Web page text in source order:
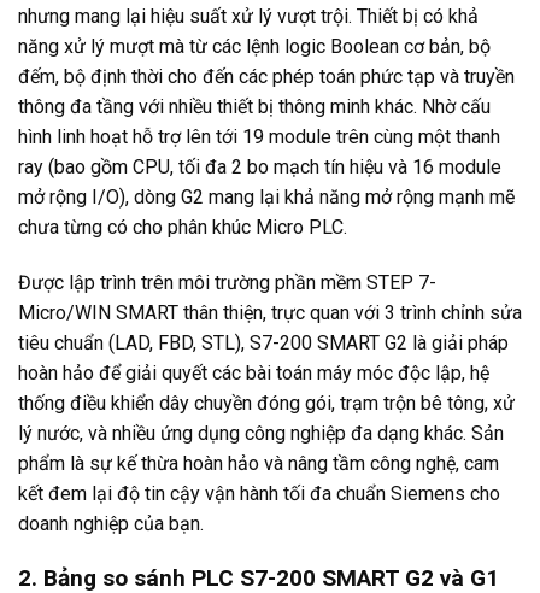
nhưng mang lại hiệu suất xử lý vượt trội. Thiết bị có khả
năng xử lý mượt mà từ các lệnh logic Boolean cơ bản, bộ
đếm, bộ định thời cho đến các phép toán phức tạp và truyền
thông đa tầng với nhiều thiết bị thông minh khác. Nhờ cấu
hình linh hoạt hỗ trợ lên tới 19 module trên cùng một thanh
ray (bao gồm CPU, tối đa 2 bo mạch tín hiệu và 16 module
mở rộng I/O), dòng G2 mang lại khả năng mở rộng mạnh mẽ
chưa từng có cho phân khúc Micro PLC.
Được lập trình trên môi trường phần mềm STEP 7-
Micro/WIN SMART thân thiện, trực quan với 3 trình chỉnh sửa
tiêu chuẩn (LAD, FBD, STL), S7-200 SMART G2 là giải pháp
hoàn hảo để giải quyết các bài toán máy móc độc lập, hệ
thống điều khiển dây chuyền đóng gói, trạm trộn bê tông, xử
lý nước, và nhiều ứng dụng công nghiệp đa dạng khác. Sản
phẩm là sự kế thừa hoàn hảo và nâng tầm công nghệ, cam
kết đem lại độ tin cậy vận hành tối đa chuẩn Siemens cho
doanh nghiệp của bạn.
2. Bảng so sánh PLC S7-200 SMART G2 và G1